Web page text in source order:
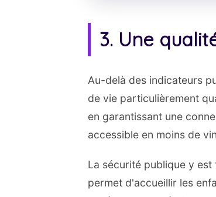
3. Une
Au-delà des indicateurs
de vie particulièrement
en garantissant une
accessible en moins de
La sécurité publique y
permet d'accueillir les